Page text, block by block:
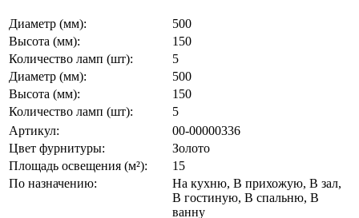
Диаметр (мм):
500
Высота (мм):
150
Количество ламп (шт):
5
Диаметр (мм):
500
Высота (мм):
150
Количество ламп (шт):
5
Артикул:
00-00000336
Цвет фурнитуры:
Золото
Площадь освещения (м²):
15
По назначению:
На кухню, В прихожую, В зал,
В гостиную, В спальню, В
ванну